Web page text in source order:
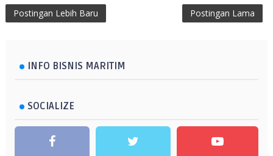
Postingan Lebih Baru Postingan Lama
INFO BISNIS MARITIM
SOCIALIZE